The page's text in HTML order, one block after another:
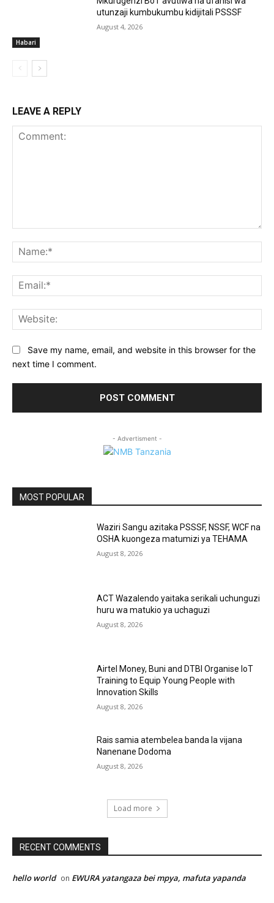
Habari
utunzaji kumbukumbu kidijitali PSSSF
August 4, 2026
LEAVE A REPLY
Save my name, email, and website in this browser for the
next time I comment.
- Advertisment -
MOST POPULAR
Waziri Sangu azitaka PSSSF, NSSF, WCF na
OSHA kuongeza matumizi ya TEHAMA
August 8, 2026
ACT Wazalendo yaitaka serikali uchunguzi
huru wa matukio ya uchaguzi
August 8, 2026
Airtel Money, Buni and DTBI Organise IoT
Training to Equip Young People with
Innovation Skills
August 8, 2026
Rais samia atembelea banda la vijana
Nanenane Dodoma
August 8, 2026
Load more
RECENT COMMENTS
hello world on EWURA yatangaza bei mpya, mafuta yapanda